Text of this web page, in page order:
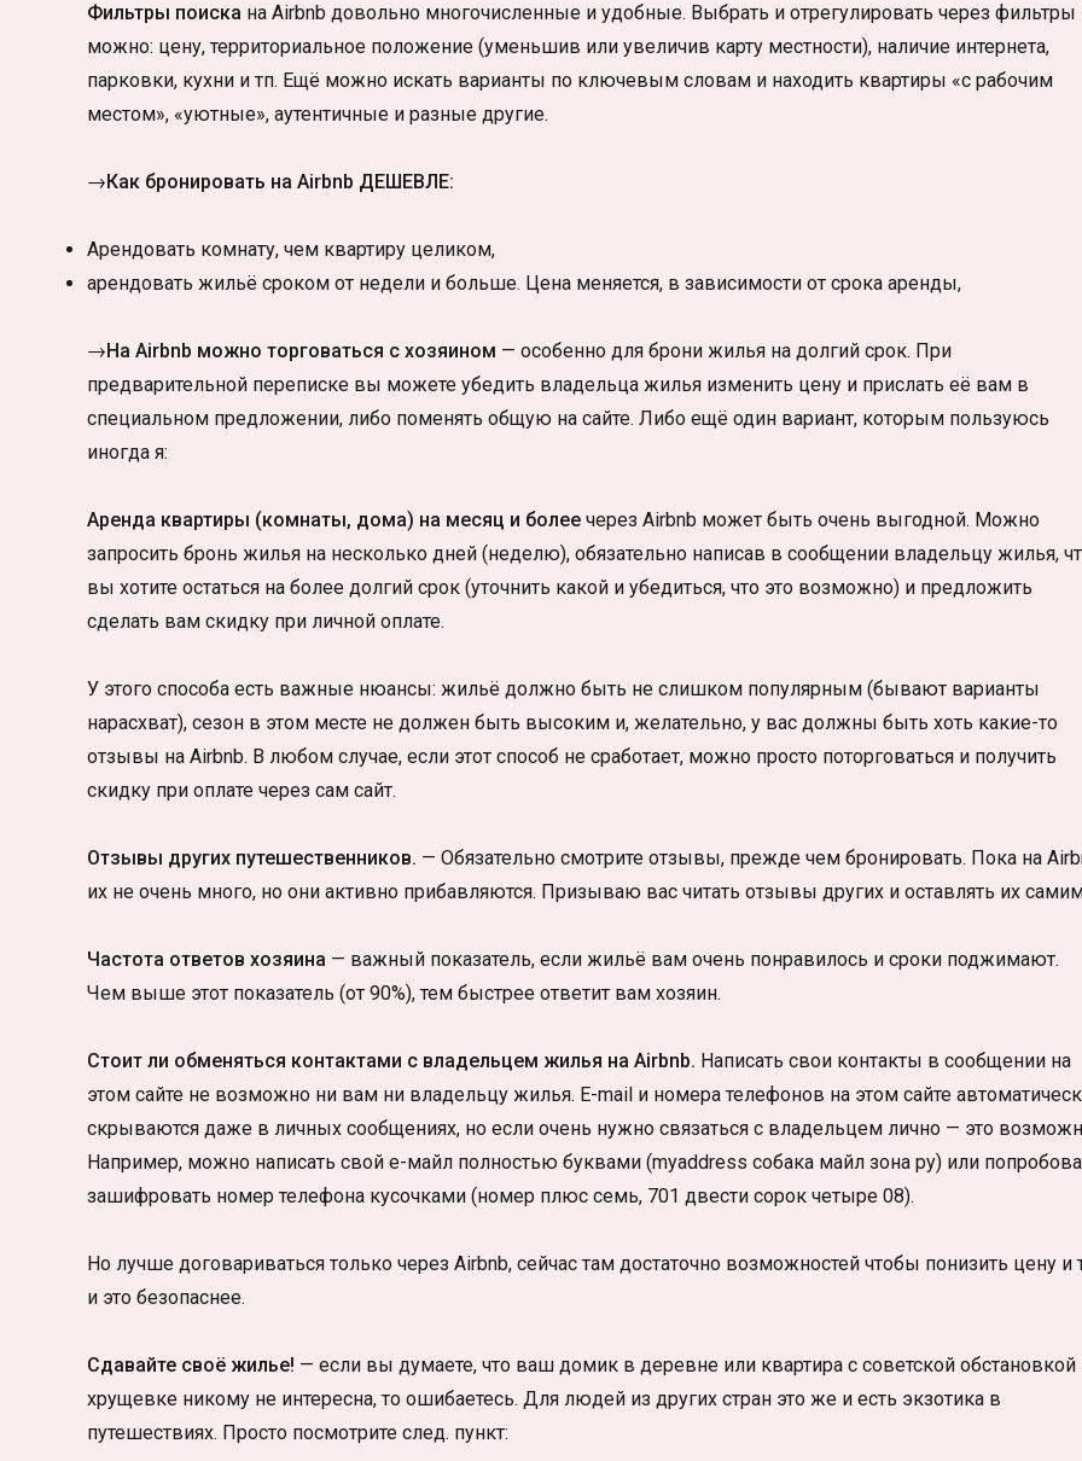
Фильтры поиска на Airbnb довольно многочисленные и удобные. Выбрать и отрегулировать через фильтры
можно: цену, территориальное положение (уменьшив или увеличив карту местности), наличие интернета,
парковки, кухни и тп. Ещё можно искать варианты по ключевым словам и находить квартиры «с рабочим
местом», «уютные», аутентичные и разные другие.
→Как бронировать на Airbnb ДЕШЕВЛЕ:
Арендовать комнату, чем квартиру целиком,
арендовать жильё сроком от недели и больше. Цена меняется, в зависимости от срока аренды,
→На Airbnb можно торговаться с хозяином — особенно для брони жилья на долгий срок. При
предварительной переписке вы можете убедить владельца жилья изменить цену и прислать её вам в
специальном предложении, либо поменять общую на сайте. Либо ещё один вариант, которым пользуюсь
иногда я:
Аренда квартиры (комнаты, дома) на месяц и более через Airbnb может быть очень выгодной. Можно
запросить бронь жилья на несколько дней (неделю), обязательно написав в сообщении владельцу жилья,
вы хотите остаться на более долгий срок (уточнить какой и убедиться, что это возможно) и предложить
сделать вам скидку при личной оплате.
У этого способа есть важные нюансы: жильё должно быть не слишком популярным (бывают варианты
нарасхват), сезон в этом месте не должен быть высоким и, желательно, у вас должны быть хоть какие-то
отзывы на Airbnb. В любом случае, если этот способ не сработает, можно просто поторговаться и получить
скидку при оплате через сам сайт.
Отзывы других путешественников. — Обязательно смотрите отзывы, прежде чем бронировать. Пока на
их не очень много, но они активно прибавляются. Призываю вас читать отзывы других и оставлять их
Частота ответов хозяина — важный показатель, если жильё вам очень понравилось и сроки поджимают.
Чем выше этот показатель (от 90%), тем быстрее ответит вам хозяин.
Стоит ли обменяться контактами с владельцем жилья на Airbnb. Написать свои контакты в сообщении на
этом сайте не возможно ни вам ни владельцу жилья. E-mail и номера телефонов на этом сайте
скрываются даже в личных сообщениях, но если очень нужно связаться с владельцем лично — это
Например, можно написать свой е-майл полностью буквами (myaddress собака майл зона ру) или
зашифровать номер телефона кусочками (номер плюс семь, 701 двести сорок четыре 08).
Но лучше договариваться только через Airbnb, сейчас там достаточно возможностей чтобы понизить цену и
и это безопаснее.
Сдавайте своё жилье! — если вы думаете, что ваш домик в деревне или квартира с советской обстановкой
хрущевке никому не интересна, то ошибаетесь. Для людей из других стран это же и есть экзотика в
путешествиях. Просто посмотрите след. пункт: